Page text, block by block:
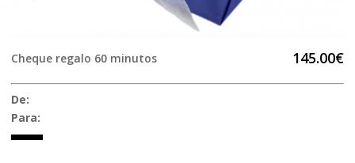
Cheque regalo 60 minutos 145.00€
De:
Para: